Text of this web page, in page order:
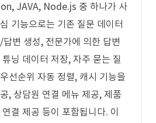
JAVA, Node.js 중 하나가 사
기능으로는 기존 질문 데이터
변 생성, 전문가에 의한 답변
닝 데이터 저장, 자주 묻는 질
선순위 자동 정렬, 캐시 기능을
, 상담원 연결 메뉴 제공, 제품
결 제공 등이 포함됩니다. 이